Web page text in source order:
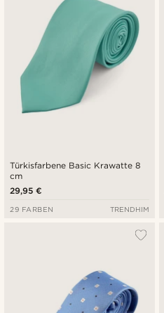
Türkisfarbene Basic Krawatte 8
cm
29,95 €
29 FARBEN TRENDHIM